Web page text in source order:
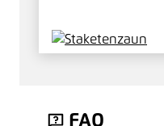
FAQ